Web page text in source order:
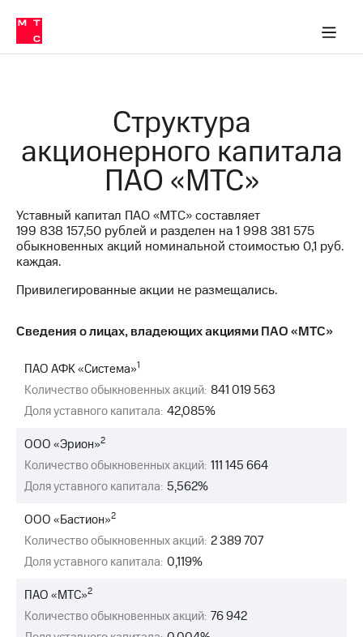
Медиа-центр
и акционерам
Устойчивое развитие
Комплаенс и деловая этика
компании
Карьера
История
компании
региона
Правовая
Контакты
Медиа-центр
МТС
о технологиях
Достижения
Интервью
отчетность
Контакты
в
Пресс-
релизы
Структура
акционерного капитала
ПАО «МТС»
Уставный капитал ПАО «МТС» составляет
199 838 157,50 рублей и разделен на1 998 381 575
обыкновенных акций номинальной стоимостью 0,1 руб.
каждая.
Привилегированные акции не размещались.
Сведения о лицах, владеющих акциями ПАО «МТС»
ПАО АФК «Система»1
Количество обыкновенных акций: 841 019 563
Доля уставного капитала: 42,085%
ООО «Эрион»2
Количество обыкновенных акций: 111 145 664
Доля уставного капитала: 5,562%
ООО «Бастион»2
Количество обыкновенных акций: 2 389 707
Доля уставного капитала: 0,119%
ПАО «МТС»2
Количество обыкновенных акций: 76 942